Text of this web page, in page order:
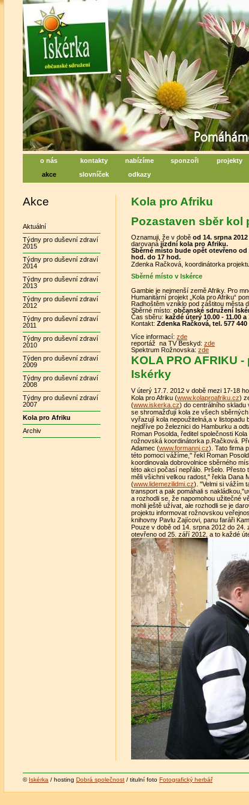
Iskérka, sociální centrum denních
Centrum na podporu duševního zdraví - Rožnov
o nás kontakty nabízíme sponzoři projekty
akce
slovníček odkazy
Akce
Aktuální
Týdny pro duševní zdraví
2015
Týdny pro duševní zdraví
2014
Týdny pro duševní zdraví
2013
Týdny pro duševní zdraví
2012
Týdny pro duševní zdraví
2011
Týdny pro duševní zdraví
2010
Týden pro duševní zdraví
2009
Týdny pro duševní zdraví
2008
Týdny pro duševní zdraví
2007
Kola pro Afriku
Archiv
Kola pro Afriku
Pozastaven sběr kol
Oznamuji, že v době od 14. srpna
darovaná jízdní kola pro Afriku.
Sběrné místo bude opět otevřeno od
hod. do 17 hod.
Zdenka Račková, koordinátorka
Sběrné místo v Iskérce
Gambie je nejmenší země Afriky. Pro
Humanitární projekt „Kola pro Afriku“
Radhoštěm vzniklo pod záštitou města
Sběrné místo: občanské sdružení
Čas sběru: každé úterý 10.00 - 11.00
Kontakt: Zdenka Račková, tel. 577 440
Více informací: zde
reportáž na TV Beskyd: zde
Spektrum Rožnovska: zde
KOLA PRO AFRIKU
Iskérky
V úterý 17.7. 2012 v době mezi 17-18
Kola pro Afriku (www.kolaproafriku.cz)
(www.iskerka.cz) do centrálního skladu
se shromažďují kola ze všech
vyřazují kola nepoužitelná,a v listopadu
nejdříve po železnici do Hamburku a
Roman Posolda, ředitel společnosti
rožnovská koordinátorka p.Račková.
Adamec (www.formannj.cz). Tato firma
této pomoci vážíme," řekl Roman
koordinovala dobrovolnice sběrného
této akci počasí nepřálo. Pršelo. Přesto
měli všichni velkou radost," řekla Dana
(www.lidemezilidmi.cz). "Velmi si vážím
transport a pak pomáhali s
a rozhodli se, že napomohou užitečné
mohli ještě užívat, ale rozhodli se je
projektu informovat rožnovskou
knihovny Pavlu Zajícovi, panu faráři
Pouze v době od 14. srpna 2012 do
otevřeno od 25. září 2012, a to každé
© Iskérka / hosting Dobrá společnost / titulní foto Fotografický herbář